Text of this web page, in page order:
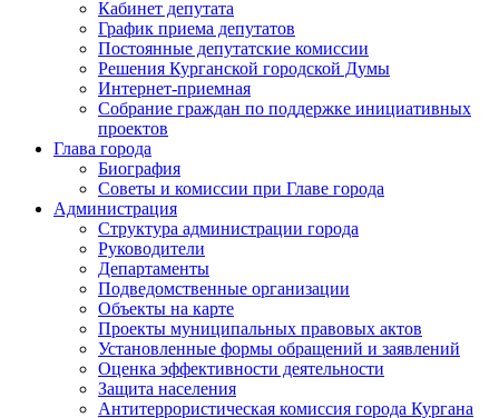
Кабинет депутата
График приема депутатов
Постоянные депутатские комиссии
Решения Курганской городской Думы
Интернет-приемная
Собрание граждан по поддержке инициативных
проектов
Глава города
Биография
Советы и комиссии при Главе города
Администрация
Структура администрации города
Руководители
Департаменты
Подведомственные организации
Объекты на карте
Проекты муниципальных правовых актов
Установленные формы обращений и заявлений
Оценка эффективности деятельности
Защита населения
Антитеррористическая комиссия города Кургана